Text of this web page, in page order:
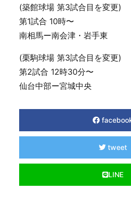
(築館球場 第3試合目を変更)
第1試合 10時〜
南相馬ー南会津・岩手東
(栗駒球場 第3試合目を変更)
第2試合 12時30分〜
仙台中部ー宮城中央
tweet
LINE